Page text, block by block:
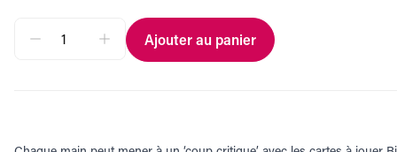
Ajouter au panier